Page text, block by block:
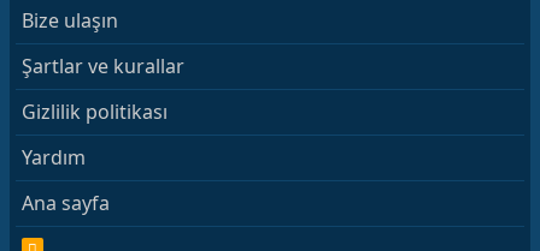
Bize ulaşın
Şartlar ve kurallar
Gizlilik politikası
Yardım
Ana sayfa